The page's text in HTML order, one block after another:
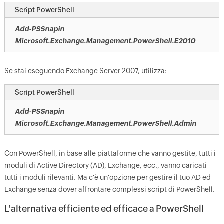
Script PowerShell
Add-PSSnapin
Microsoft.Exchange.Management.PowerShell.E2010
Se stai eseguendo Exchange Server 2007, utilizza:
Script PowerShell
Add-PSSnapin
Microsoft.Exchange.Management.PowerShell.Admin
Con PowerShell, in base alle piattaforme che vanno gestite, tutti i
moduli di Active Directory (AD), Exchange, ecc., vanno caricati
tutti i moduli rilevanti. Ma c'è un'opzione per gestire il tuo AD ed
Exchange senza dover affrontare complessi script di PowerShell.
L'alternativa efficiente ed efficace a PowerShell